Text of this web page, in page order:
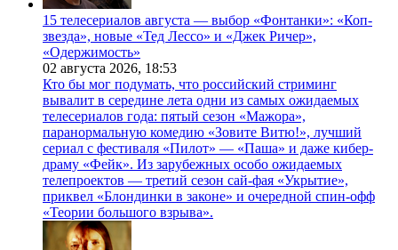
15 телесериалов августа — выбор «Фонтанки»: «Коп-
звезда», новые «Тед Лессо» и «Джек Ричер»,
«Одержимость»
02 августа 2026, 18:53
Кто бы мог подумать, что российский стриминг
вывалит в середине лета одни из самых ожидаемых
телесериалов года: пятый сезон «Мажора»,
паранормальную комедию «Зовите Витю!», лучший
сериал с фестиваля «Пилот» — «Паша» и даже кибер-
драму «Фейк». Из зарубежных особо ожидаемых
телепроектов — третий сезон сай-фая «Укрытие»,
приквел «Блондинки в законе» и очередной спин-офф
«Теории большого взрыва».